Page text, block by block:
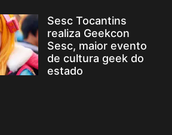
Sesc Tocantins
realiza Geekcon
Sesc, maior evento
de cultura geek do
estado